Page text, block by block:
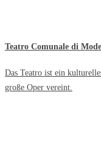
Teatro Comunale di
Das Teatro ist ein
große Oper vereint.